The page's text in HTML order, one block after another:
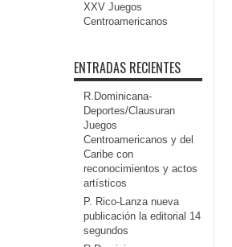
XXV Juegos
Centroamericanos
ENTRADAS RECIENTES
R.Dominicana-
Deportes/Clausuran
Juegos
Centroamericanos y del
Caribe con
reconocimientos y actos
artísticos
P. Rico-Lanza nueva
publicación la editorial 14
segundos